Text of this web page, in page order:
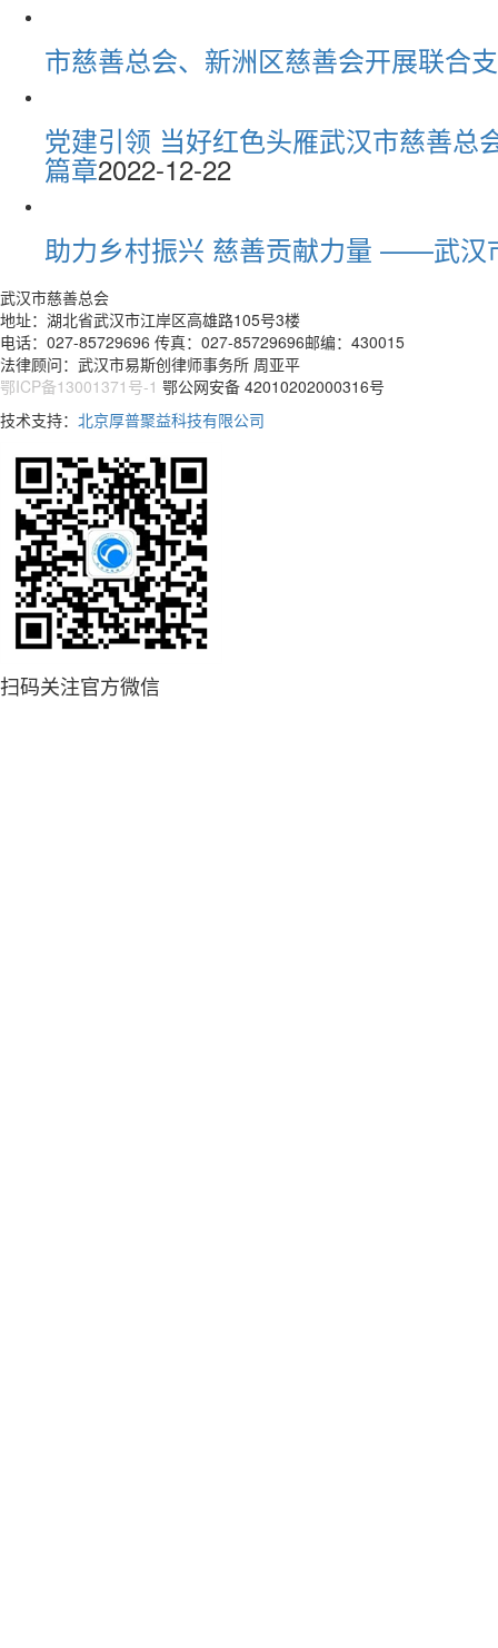
市慈善总会、新洲区慈善会开展联合
党建引领 当好红色头雁武汉市慈善
篇章2022-12-22
助力乡村振兴 慈善贡献力量 ——武汉
武汉市慈善总会
地址：湖北省武汉市江岸区高雄路105号3楼
电话：027-85729696 传真：027-85729696邮编：430015
法律顾问：武汉市易斯创律师事务所 周亚平
鄂ICP备13001371号-1 鄂公网安备 42010202000316号
技术支持： 北京厚普聚益科技有限公司
扫码关注官方微信